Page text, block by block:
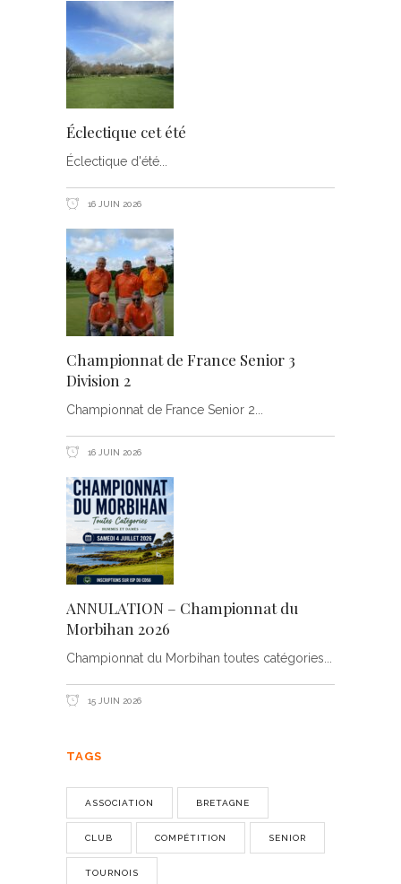
Éclectique cet été
Éclectique d'été
16 JUIN 2026
Championnat de France Senior 3
Division 2
Championnat de France Senior 2
16 JUIN 2026
ANNULATION – Championnat du
Morbihan 2026
Championnat du Morbihan toutes catégories
15 JUIN 2026
TAGS
ASSOCIATION BRETAGNE
CLUB COMPÉTITION SENIOR
TOURNOIS